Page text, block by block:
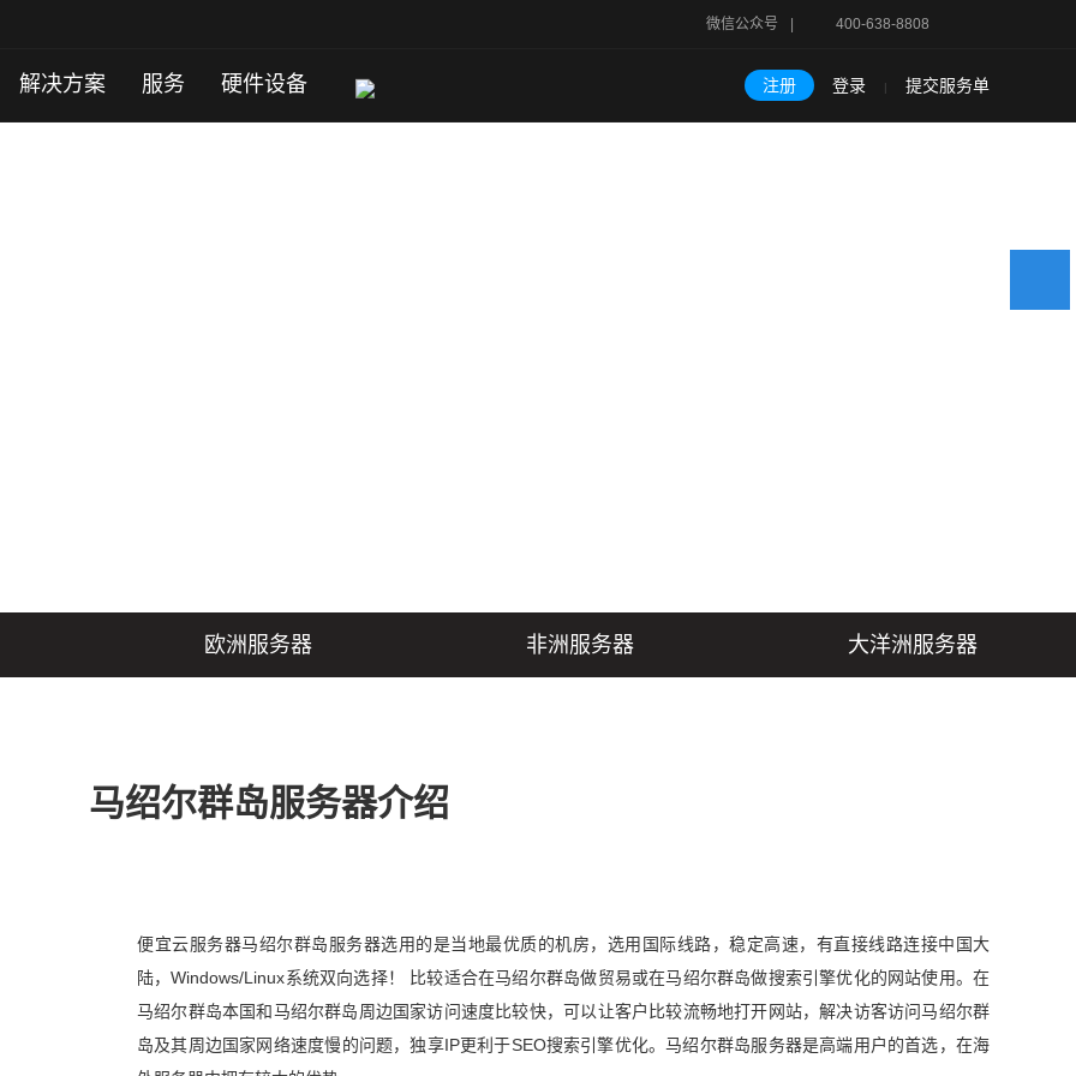
400-638-8808
微信公众号
解决方案 服务 硬件设备 注册 登录 | 提交服务单
欧洲服务器 非洲服务器 大洋洲服务器
马绍尔群岛服务器介绍
便宜云服务器马绍尔群岛服务器选用的是当地最优质的机房，选用国际线路，稳定高速，有直接线路连接中国大
陆，Windows/Linux系统双向选择！ 比较适合在马绍尔群岛做贸易或在马绍尔群岛做搜索引擎优化的网站使用。在
马绍尔群岛本国和马绍尔群岛周边国家访问速度比较快，可以让客户比较流畅地打开网站，解决访客访问马绍尔群
岛及其周边国家网络速度慢的问题，独享IP更利于SEO搜索引擎优化。马绍尔群岛服务器是高端用户的首选，在海